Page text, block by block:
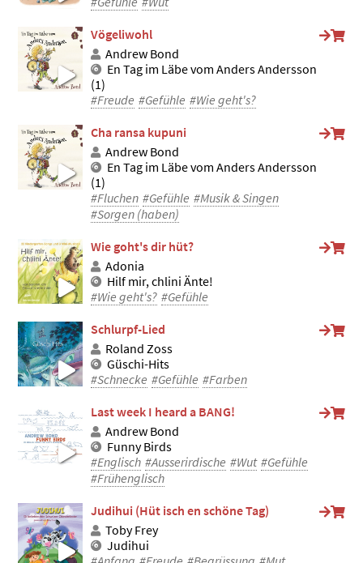
Vögeliwohl
Andrew Bond
En Tag im Läbe vom Anders Andersson
(1)
#Freude #Gefühle #Wie geht's?
Cha ransa kupuni
Andrew Bond
En Tag im Läbe vom Anders Andersson
(1)
#Fluchen #Gefühle #Musik & Singen
#Sorgen (haben)
Wie goht's dir hüt?
Adonia
Hilf mir, chlini Änte!
#Wie geht's? #Gefühle
Schlurpf-Lied
Roland Zoss
Güschi-Hits
#Schnecke #Gefühle #Farben
Last week I heard a BANG!
Andrew Bond
Funny Birds
#Englisch #Ausserirdische #Wut #Gefühle
#Frühenglisch
Judihui (Hüt isch en schöne Tag)
Toby Frey
Judihui